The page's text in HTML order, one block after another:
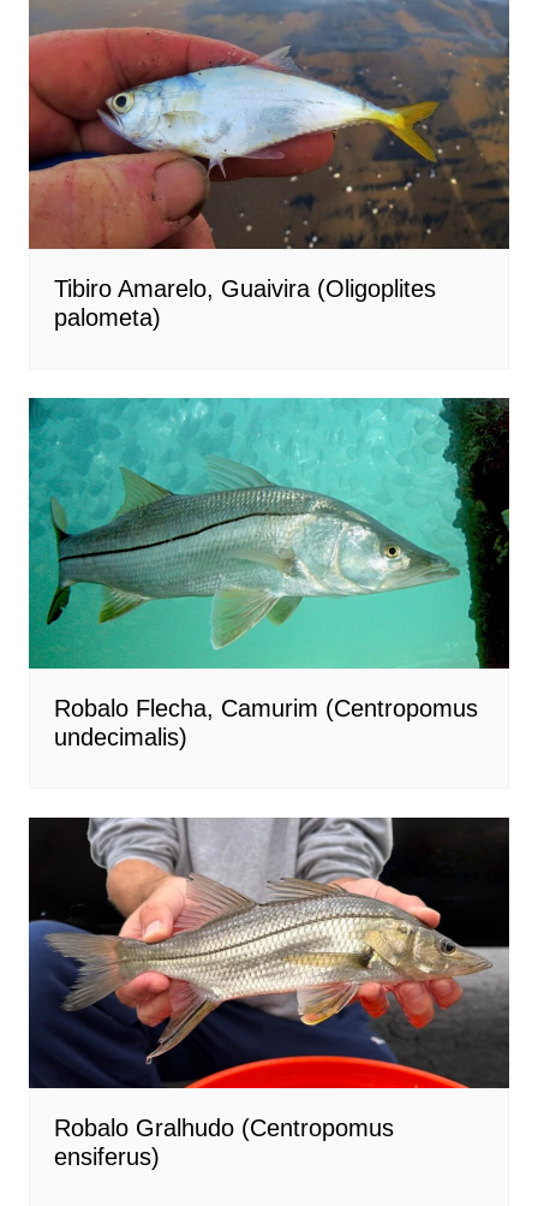
Tibiro Amarelo, Guaivira (Oligoplites
palometa)
Robalo Flecha, Camurim (Centropomus
undecimalis)
Robalo Gralhudo (Centropomus
ensiferus)